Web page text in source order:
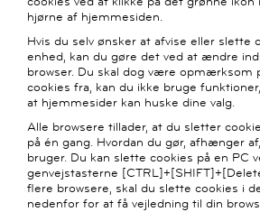
hjørne af hjemmesiden.
Hvis du selv ønsker at afvise eller slette
enhed, kan du gøre det ved at ændre
browser. Du skal dog være opmærksom
cookies fra, kan du ikke bruge
at hjemmesider kan huske dine valg.
Alle browsere tillader, at du sletter
på én gang. Hvordan du gør, afhænger
bruger. Du kan slette cookies på en PC
genvejstasterne
flere browsere, skal du slette cookies i
nedenfor for at få vejledning til din